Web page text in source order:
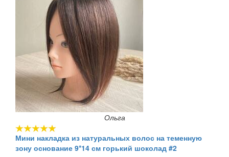
Ольга
Мини накладка из натуральных волос на теменную
зону основание 9*14 см горький шоколад #2